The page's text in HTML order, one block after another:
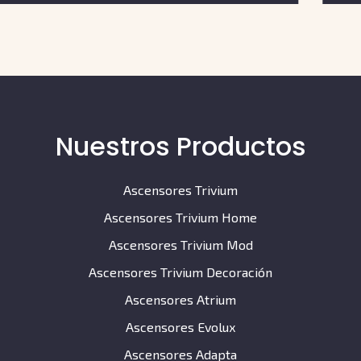
Nuestros Productos
Ascensores Trivium
Ascensores Trivium Home
Ascensores Trivium Mod
Ascensores Trivium Decoración
Ascensores Atrium
Ascensores Evolux
Ascensores Adapta